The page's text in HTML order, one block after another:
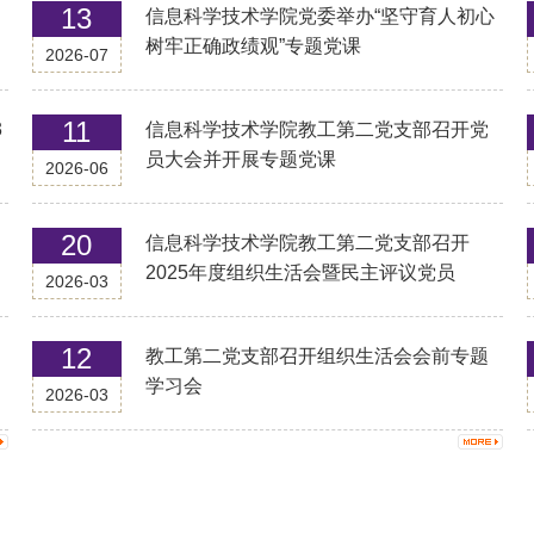
13
2026-07
信息科学技术学院党委举办“坚守育人初心
树牢正确政绩观”专题党课
11
2026-06
信息科学技术学院教工第二党支部召开党
员大会并开展专题党课
20
2026-03
信息科学技术学院教工第二党支部召开
2025年度组织生活会暨民主评议党员
12
2026-03
教工第二党支部召开组织生活会会前专题
学习会